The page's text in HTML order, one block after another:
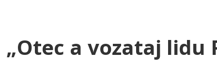
„Otec a vozataj lidu